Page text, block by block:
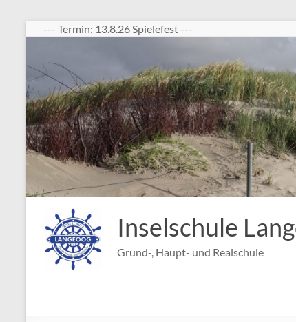
Zum
Inhalt
--- Termin: 13.8.26 Spielefest ---
Inselschule
Grund-, Haupt- und Realschule